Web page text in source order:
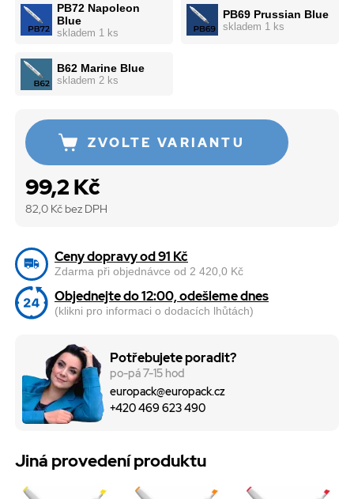
PB72 Napoleon
Blue
skladem 1 ks
PB69 Prussian Blue
skladem 1 ks
B62 Marine Blue
skladem 2 ks
99,2 Kč
82,0 Kč bez DPH
ZVOLTE VARIANTU
Ceny dopravy od 91 Kč
Zdarma při objednávce od 2 420,0 Kč
Objednejte do 12:00, odešleme dnes
(klikni pro informaci o dodacích lhůtách)
Potřebujete poradit?
po-pá 7-15 hod
europack@europack.cz
+420 469 623 490
Jiná provedení produktu